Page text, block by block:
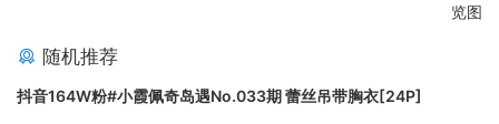
览图
随机推荐
抖音164W粉#小霞佩奇岛遇No.033期 蕾丝吊带胸衣[24P]